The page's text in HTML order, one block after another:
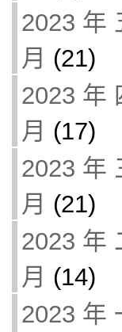
2023 年
月 (21)
2023 年
月 (17)
2023 年
月 (21)
2023 年
月 (14)
2023 年